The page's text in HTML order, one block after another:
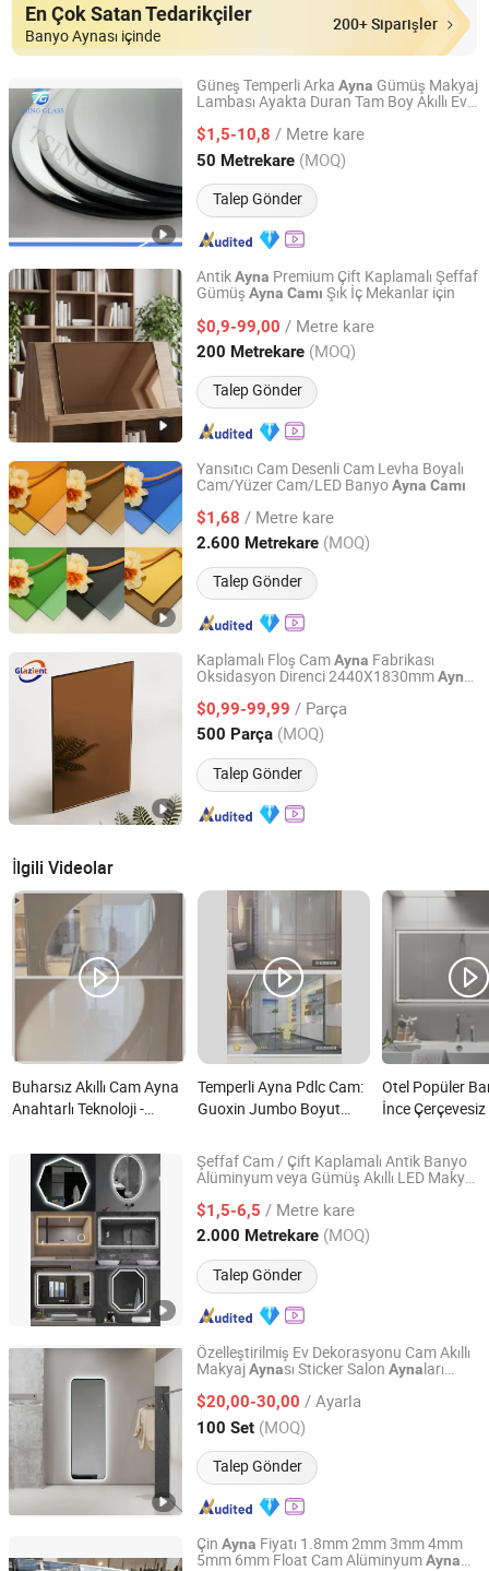
En Çok Satan Tedarikçiler
Banyo Aynası içinde
200+ Siparişler
Güneş Temperli Arka Ayna Gümüş Makyaj
Lambası Ayakta Duran Tam Boy Akıllı Ev
LED Duvar StilizeAyna
$1,5-10,8 / Metre kare
50 Metrekare (MOQ)
Talep Gönder
Qingdao Tsing Glass Co., Ltd.
Shandong, China Fiyat 2017
AntikAyna Premium Çift Kaplamalı Şeffaf
Gümüş Ayna Camı Şık İç Mekanlar için
$0,9-99,00 / Metre kare
200 Metrekare (MOQ)
Talep Gönder
Tianjin Glazient Trading Co., Ltd
Tianjin, China Fiyat 2026
Yansıtıcı Cam Desenli Cam Levha Boyalı
Cam/Yüzer Cam/LED BanyoAyna Camı
$1,68 / Metre kare
2.600 Metrekare (MOQ)
Talep Gönder
QINGDAO RISING STAR GLASS CO.,LTD
Shandong, China Fiyat 2016
Kaplamalı Floş CamAyna Fabrikası
Oksidasyon Direnci 2440X1830mmAyna
$0,99-99,99 / Parça
500 Parça (MOQ)
Talep Gönder
Tianjin Glazient Trading Co., Ltd
Tianjin, China Fiyat 2026
İlgili Videolar
Buharsız Akıllı Cam Ayna
Anahtarlı Teknoloji -
Temperli Ayna Pdlc Cam:
Guoxin Jumbo Boyut
Otel Popüler
İnce Çerçevesiz
Mobilya Anti-
Makyaj Aynası
Şeffaf Cam / Çift Kaplamalı Antik Banyo
Alüminyum veya Gümüş Akıllı LED Makyaj
Dekorasyonu için Çok Fonksiyonlu /
Duvar
$1,5-6,5 / Metre kare
2.000 Metrekare (MOQ)
Talep Gönder
QINGDAO RISING STAR GLASS CO.,LTD
Shandong, China Fiyat 2016
Özelleştirilmiş Ev Dekorasyonu Cam Akıllı
MakyajAynası Sticker Salon Aynaları
Lavabo Tuvalet Saç Kurutma Makinesi Diş
Fırçası
$20,00-30,00 / Ayarla
100 Set (MOQ)
Talep Gönder
Hangzhou Veyron Bathroom Mirror Co., Ltd.
Zhejiang, China Fiyat 2024
Çin Ayna Fiyatı 1.8mm 2mm 3mm 4mm
5mm 6mm Float Cam AlüminyumAyna